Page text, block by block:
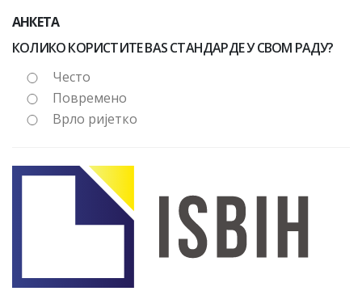
АНКЕТА
КОЛИКО КОРИСТИТЕ BAS СТАНДАРДЕ У СВОМ РАДУ?
Често
Повремено
Врло ријетко